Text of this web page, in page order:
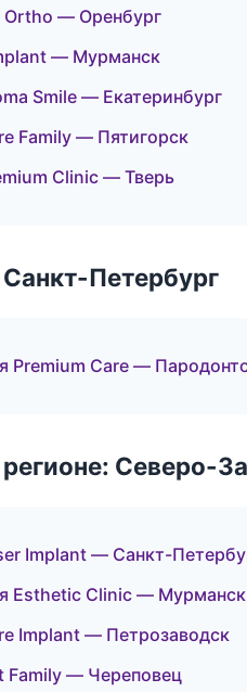
Ortho — Оренбург
— Мурманск
Smile — Екатеринбург
Family — Пятигорск
Clinic — Тверь
Петербург
Premium Care —
Северо-
Implant — Санкт-
Esthetic Clinic — Мурманск
Implant — Петрозаводск
Family — Череповец